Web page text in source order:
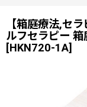
【箱庭療法,セ
ルフセラピー 箱
[HKN720-1A]